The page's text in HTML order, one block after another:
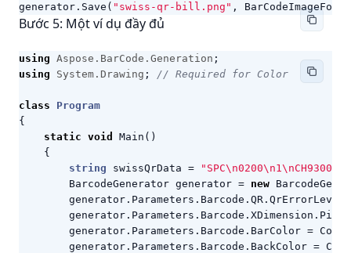
generator . Save ( "swiss-qr-bill.png" ,
Bước 5: Một ví dụ đầy đủ
using Aspose.BarCode.Generation ;
using
System.Drawing ; // Required for Color
class
Program
{
static void Main ()
{
string
swissQrData =
BarcodeGenerator generator = new
generator . Parameters . Barcode . QR . QrErrorLevel
generator . Parameters . Barcode . XDimension .
generator . Parameters . Barcode . BarColor = Color
generator . Parameters . Barcode . BackColor =